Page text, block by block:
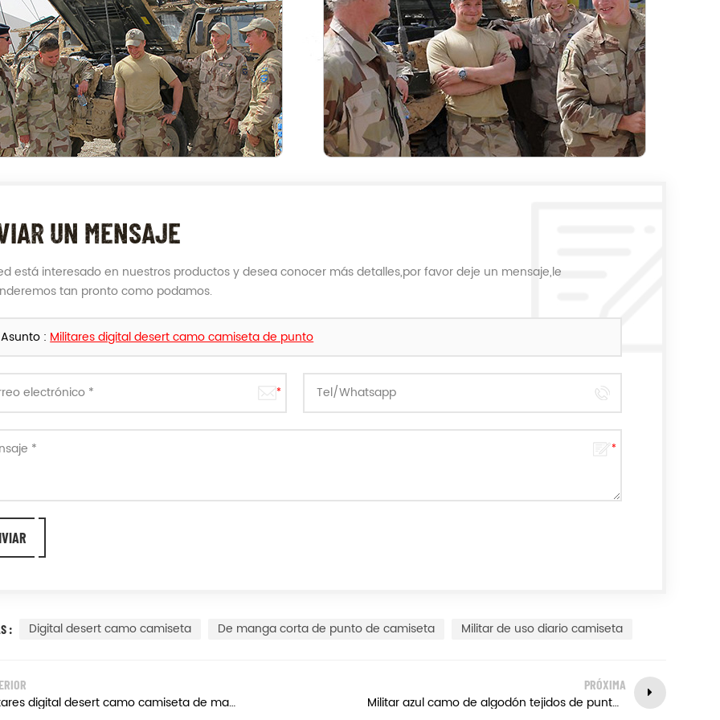
UN MENSAJE
está interesado en nuestros productos y desea conocer más detalles,por favor deje un mensaje,le
tan pronto como podamos.
Asunto :Militares digital desert camo camiseta de punto
: Digital desert camo camiseta De manga corta de punto de camiseta Militar de uso diario camiseta
Militares digital desert camo camiseta de manga larga
PRÓXIMA
Militar azul camo de algodón tejidos de punto de camiseta